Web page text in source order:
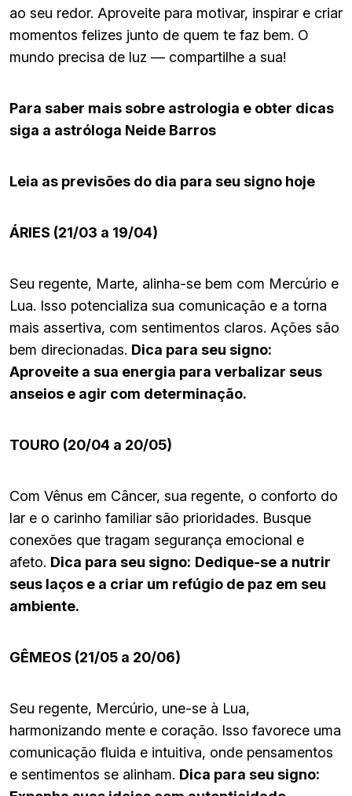
ao seu redor. Aproveite para motivar, inspirar e criar
momentos felizes junto de quem te faz bem. O
mundo precisa de luz — compartilhe a sua!
Para saber mais sobre astrologia e obter dicas
siga a astróloga Neide Barros
Leia as previsões do dia para seu signo hoje
ÁRIES (21/03 a 19/04)
Seu regente, Marte, alinha-se bem com Mercúrio e
Lua. Isso potencializa sua comunicação e a torna
mais assertiva, com sentimentos claros. Ações são
bem direcionadas. Dica para seu signo:
Aproveite a sua energia para verbalizar seus
anseios e agir com determinação.
TOURO (20/04 a 20/05)
Com Vênus em Câncer, sua regente, o conforto do
lar e o carinho familiar são prioridades. Busque
conexões que tragam segurança emocional e
afeto. Dica para seu signo: Dedique-se a nutrir
seus laços e a criar um refúgio de paz em seu
ambiente.
GÊMEOS (21/05 a 20/06)
Seu regente, Mercúrio, une-se à Lua,
harmonizando mente e coração. Isso favorece uma
comunicação fluida e intuitiva, onde pensamentos
e sentimentos se alinham. Dica para seu signo: